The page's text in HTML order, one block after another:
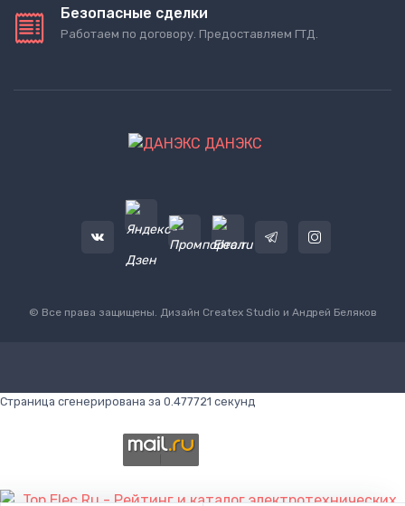
Безопасные сделки
Работаем по договору. Предоставляем ГТД.
ДАНЭКС
© Все права защищены. Дизайн Createx Studio и Андрей Беляков
Страница сгенерирована за 0.477721 секунд